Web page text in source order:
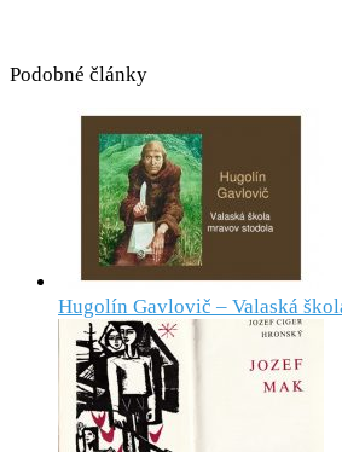
Podobné články
Hugolín Gavlovič – Valaská